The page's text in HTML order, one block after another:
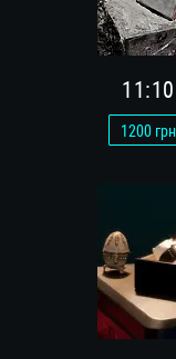
11:10
1200 грн